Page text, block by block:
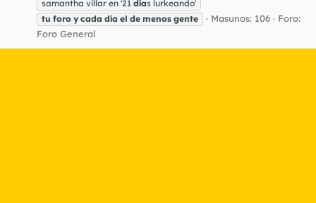
samantha villar en '21 días lurkeando'
tu foro y cada día el de menos gente Masunos: 106
Foro:
Foro General